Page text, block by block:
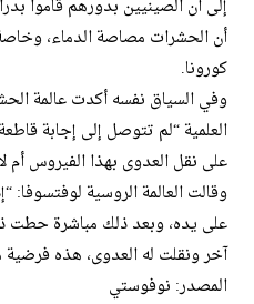
إلى أن الصينيين بدورهم قاموا
أن الحشرات مصاصة الدماء،
كورونا.
وفي السياق نفسه أكدت عالمة
العلمية “لم تتوصل إلى إجابة
على نقل العدوى بهذا الفيروس أم
وقالت العالمة الروسية
على يده، وبعد ذلك مباشرة حطت
آخر ونقلت له العدوى، هذه
المصدر: نوفوستي